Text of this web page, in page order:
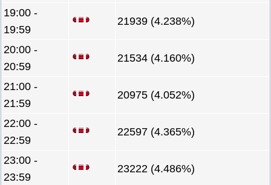
19:00 -
19:59
21939 (4.238%)
20:00 -
20:59
21534 (4.160%)
21:00 -
21:59
20975 (4.052%)
22:00 -
22:59
22597 (4.365%)
23:00 -
23:59
23222 (4.486%)